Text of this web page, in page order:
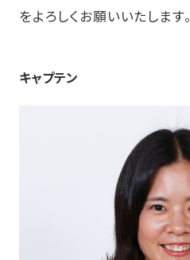
をよろしくお願いいたします。
キャプテン